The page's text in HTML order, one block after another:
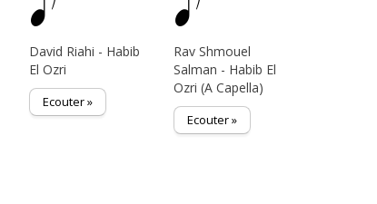
David Riahi - Habib
El Ozri
Ecouter »
Rav Shmouel
Salman - Habib El
Ozri (A Capella)
Ecouter »